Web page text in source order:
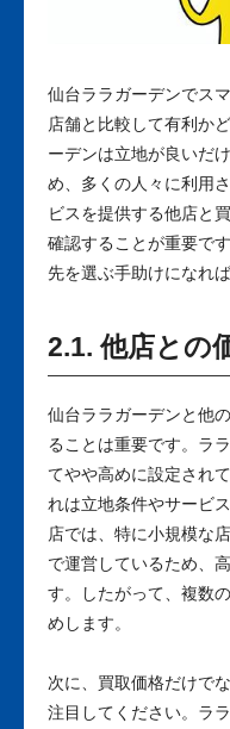
仙台ララガーデンでス
店舗と比較して有利か
ーデンは立地が良いだ
め、多くの人々に利用
ビスを提供する他店と
確認することが重要で
先を選ぶ手助けになれば
2.1. 他店との
仙台ララガーデンと他
ることは重要です。ラ
てやや高めに設定され
れは立地条件やサービ
店では、特に小規模な
で運営しているため、
す。したがって、複数
めします。
次に、買取価格だけで
注目してください。ラ